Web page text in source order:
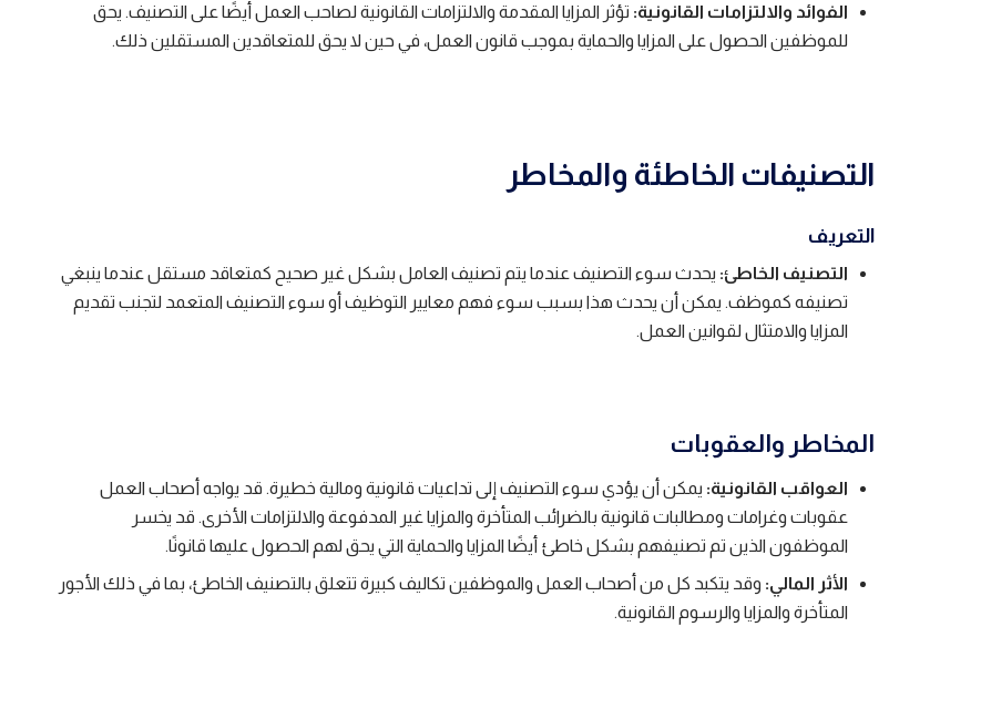
الفوائد والالتزامات القانونية: تؤثر المزايا المقدمة والالتزامات القانونية لصاحب العمل أيضًا على التصنيف. يحق
للموظفين الحصول على المزايا والحماية بموجب قانون العمل، في حين لا يحق للمتعاقدين المستقلين ذلك.
التصنيفات الخاطئة والمخاطر
التعريف
التصنيف الخاطئ: يحدث سوء التصنيف عندما يتم تصنيف العامل بشكل غير صحيح كمتعاقد مستقل عندما ينبغي
تصنيفه كموظف. يمكن أن يحدث هذا بسبب سوء فهم معايير التوظيف أو سوء التصنيف المتعمد لتجنب تقديم
المزايا والامتثال لقوانين العمل.
المخاطر والعقوبات
العواقب القانونية: يمكن أن يؤدي سوء التصنيف إلى تداعيات قانونية ومالية خطيرة. قد يواجه أصحاب العمل
عقوبات وغرامات ومطالبات قانونية بالضرائب المتأخرة والمزايا غير المدفوعة والالتزامات الأخرى. قد يخسر
الموظفون الذين تم تصنيفهم بشكل خاطئ أيضًا المزايا والحماية التي يحق لهم الحصول عليها قانونًا.
الأثر المالي: وقد يتكبد كل من أصحاب العمل والموظفين تكاليف كبيرة تتعلق بالتصنيف الخاطئ، بما في ذلك الأجور
المتأخرة والمزايا والرسوم القانونية.